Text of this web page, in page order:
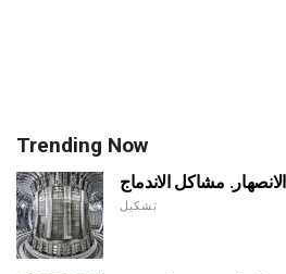
Trending Now
مشاكل الاندماج
تشكيل